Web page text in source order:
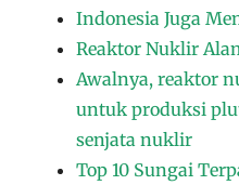
Indonesia Juga
Reaktor Nuklir
Awalnya, reaktor
untuk produksi
senjata nuklir
Top 10 Sungai